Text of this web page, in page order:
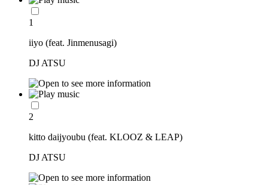
1
iiyo (feat. Jinmenusagi)
DJ ATSU
2
kitto daijyoubu (feat. KLOOZ & LEAP)
DJ ATSU